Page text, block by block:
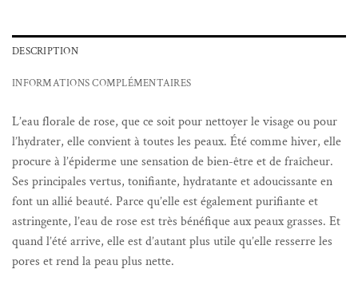
DESCRIPTION
INFORMATIONS COMPLÉMENTAIRES
L’eau florale de rose, que ce soit pour nettoyer le visage ou pour
l’hydrater, elle convient à toutes les peaux. Été comme hiver, elle
procure à l’épiderme une sensation de bien-être et de fraîcheur.
Ses principales vertus, tonifiante, hydratante et adoucissante en
font un allié beauté. Parce qu’elle est également purifiante et
astringente, l’eau de rose est très bénéfique aux peaux grasses. Et
quand l’été arrive, elle est d’autant plus utile qu’elle resserre les
pores et rend la peau plus nette.